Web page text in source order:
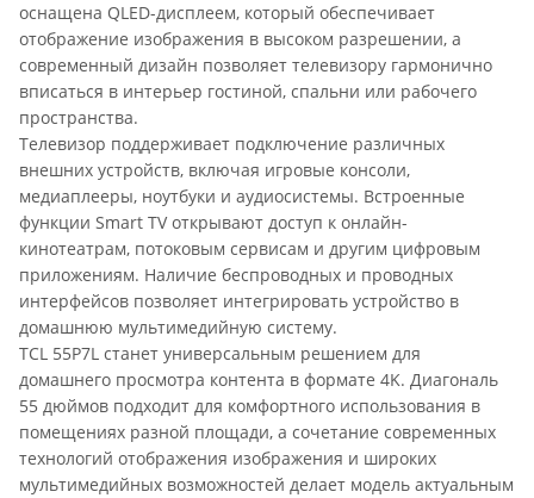
оснащена QLED-дисплеем, который обеспечивает
отображение изображения в высоком разрешении, а
современный дизайн позволяет телевизору гармонично
вписаться в интерьер гостиной, спальни или рабочего
пространства.
Телевизор поддерживает подключение различных
внешних устройств, включая игровые консоли,
медиаплееры, ноутбуки и аудиосистемы. Встроенные
функции Smart TV открывают доступ к онлайн-
кинотеатрам, потоковым сервисам и другим цифровым
приложениям. Наличие беспроводных и проводных
интерфейсов позволяет интегрировать устройство в
домашнюю мультимедийную систему.
TCL 55P7L станет универсальным решением для
домашнего просмотра контента в формате 4K. Диагональ
55 дюймов подходит для комфортного использования в
помещениях разной площади, а сочетание современных
технологий отображения изображения и широких
мультимедийных возможностей делает модель актуальным